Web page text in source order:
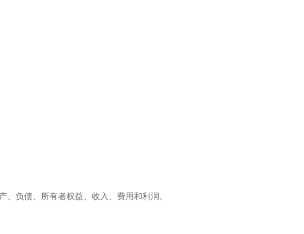
、负债、所有者权益、收入、费用和利润。